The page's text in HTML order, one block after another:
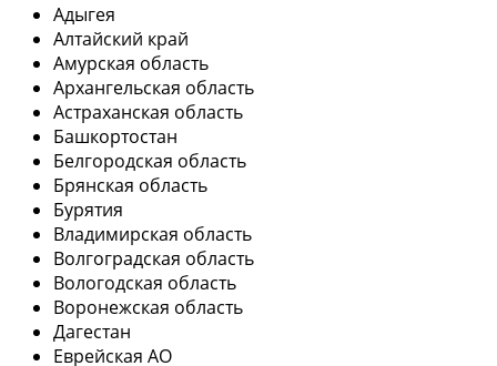
Адыгея
Алтайский край
Амурская область
Архангельская область
Астраханская область
Башкортостан
Белгородская область
Брянская область
Бурятия
Владимирская область
Волгоградская область
Вологодская область
Воронежская область
Дагестан
Еврейская АО